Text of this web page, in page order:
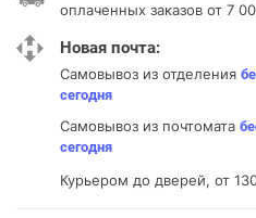
оплаченных заказов от 7
Новая почта:
Самовывоз из отделения
сегодня
Самовывоз из почтомата
сегодня
Курьером до дверей, от